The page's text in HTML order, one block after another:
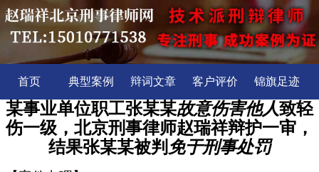
首页 典型案例 辩词文章 客户评价 锦旗足迹
某事业单位职工张某某故意伤害他人致轻
伤一级，北京刑事律师赵瑞祥辩护一审，
结果张某某被判 免于刑事处罚